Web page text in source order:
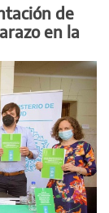
de
en la